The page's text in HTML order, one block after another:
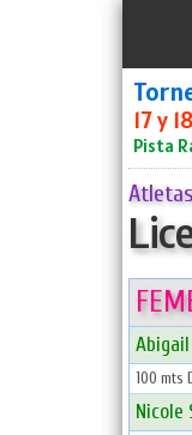
17 y
Pista
100 mts
Nicole